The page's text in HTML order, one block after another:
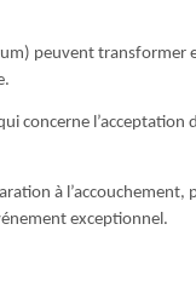
peuvent transformer
concerne l’acceptation
à
exceptionnel.